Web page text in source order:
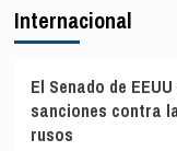
de
«no
para
VI
la
escenifican
Internacional
El Senado de
sanciones contra
rusos